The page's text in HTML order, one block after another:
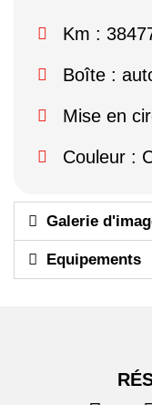
Km :
Boîte :
Mise en
Couleur :
Galerie
Equipements